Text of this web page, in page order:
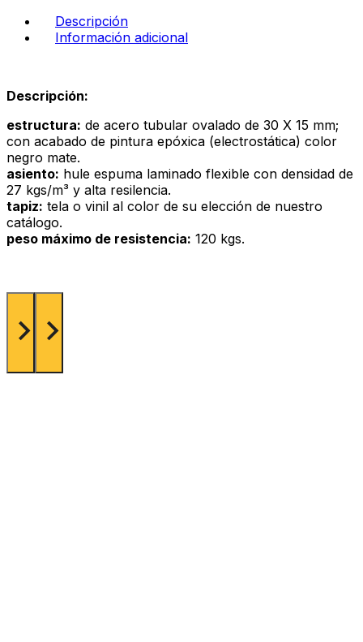
Descripción
Información adicional
Descripción:
estructura: de acero tubular ovalado de 30 X 15 mm;
con acabado de pintura epóxica (electrostática) color
negro mate.
asiento: hule espuma laminado flexible con densidad de
27 kgs/m³ y alta resilencia.
tapiz: tela o vinil al color de su elección de nuestro
catálogo.
peso máximo de resistencia: 120 kgs.